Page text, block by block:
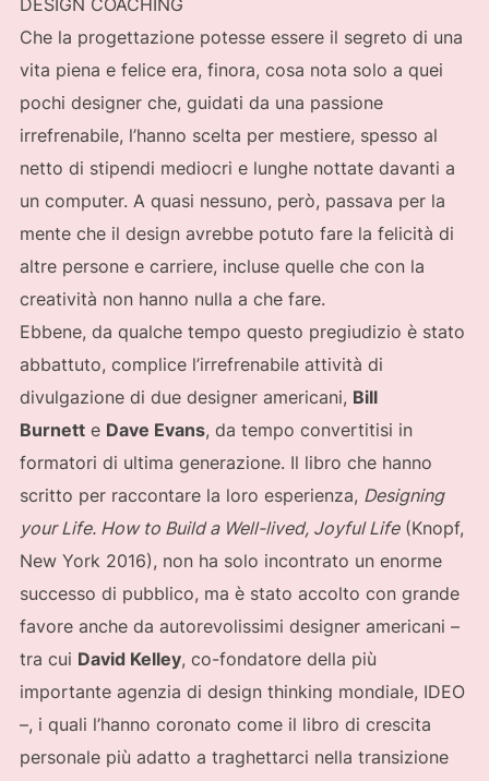
DESIGN COACHING
Che la progettazione potesse essere il segreto di una
vita piena e felice era, finora, cosa nota solo a quei
pochi designer che, guidati da una passione
irrefrenabile, l’hanno scelta per mestiere, spesso al
netto di stipendi mediocri e lunghe nottate davanti a
un computer. A quasi nessuno, però, passava per la
mente che il design avrebbe potuto fare la felicità di
altre persone e carriere, incluse quelle che con la
creatività non hanno nulla a che fare.
Ebbene, da qualche tempo questo pregiudizio è stato
abbattuto, complice l’irrefrenabile attività di
divulgazione di due designer americani, Bill
Burnette Dave Evans, da tempo convertitisi in
formatori di ultima generazione. Il libro che hanno
scritto per raccontare la loro esperienza, Designing
your Life. How to Build a Well-lived, Joyful Life(Knopf,
New York 2016), non ha solo incontrato un enorme
successo di pubblico, ma è stato accolto con grande
favore anche da autorevolissimi designer americani –
tra cui David Kelley, co-fondatore della più
importante agenzia di design thinking mondiale, IDEO
–, i quali l’hanno coronato come il libro di crescita
personale più adatto a traghettarci nella transizione